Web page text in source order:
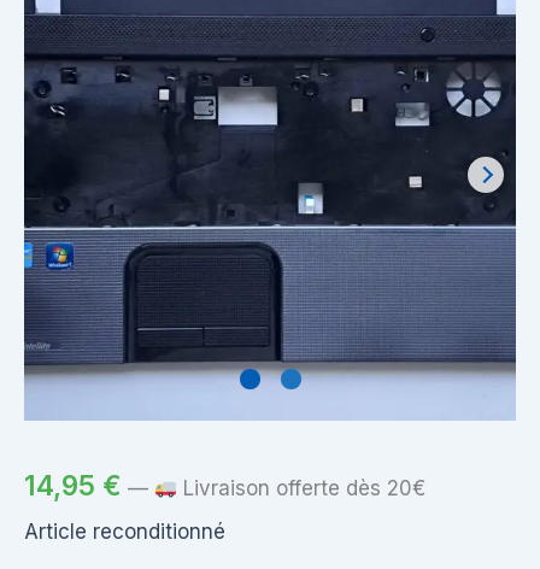
14,95 € —
Livraison offerte dès 20€
Article reconditionné